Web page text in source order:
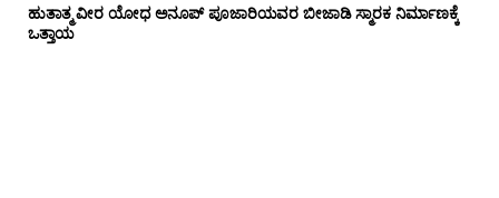
ಹುತಾತ್ಮ ವೀರ ಯೋಧ ಅನೂಪ್ ಪೂಜಾರಿಯವರ ಬೀಜಾಡಿ ಸ್ಮಾರಕ ನಿರ್ಮಾಣಕ್ಕೆ
ಒತ್ತಾಯ